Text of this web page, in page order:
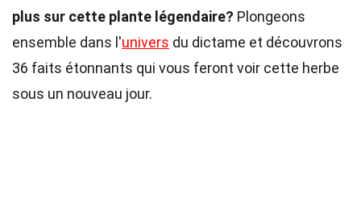
plus sur cette plante légendaire? Plongeons
ensemble dans l'univers du dictame et découvrons
36 faits étonnants qui vous feront voir cette herbe
sous un nouveau jour.